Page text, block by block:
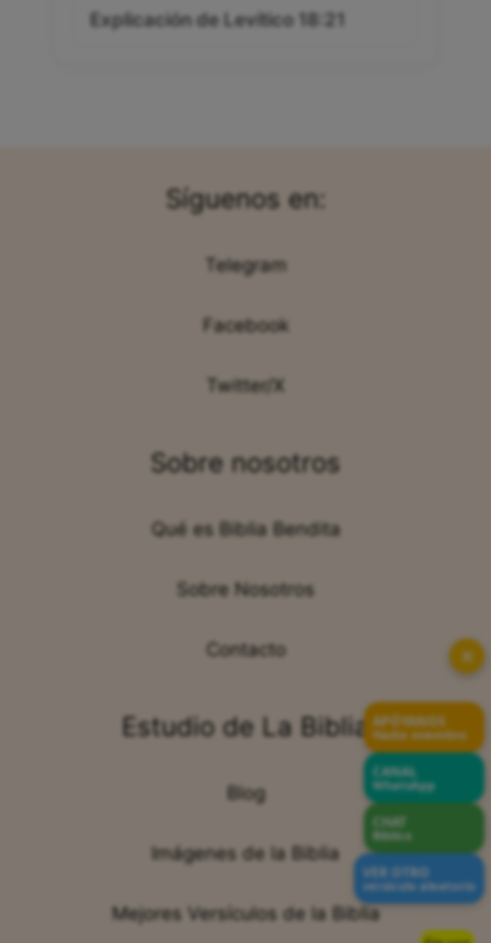
Explicación de Levítico 18:21
Síguenos en:
Telegram
Facebook
Twitter/X
Sobre nosotros
Qué es Biblia Bendita
Sobre Nosotros
Contacto
Estudio de La Biblia
Blog
Imágenes de la Biblia
Mejores Versículos de la Biblia
✕
APÓYANOS
Hazte miembro
CANAL
WhatsApp
CHAT
Bíblico
VER OTRO
versículo aleatorio